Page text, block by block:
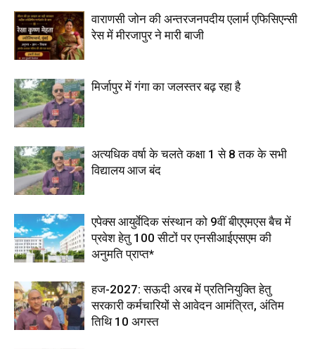
वाराणसी जोन की अन्तरजनपदीय एलार्म एफिसिएन्सी
रेस में मीरजापुर ने मारी बाजी
मिर्जापुर में गंगा का जलस्तर बढ़ रहा है
अत्यधिक वर्षा के चलते कक्षा 1 से 8 तक के सभी
विद्यालय आज बंद
एपेक्स आयुर्वेदिक संस्थान को 9वीं बीएएमएस बैच में
प्रवेश हेतु 100 सीटों पर एनसीआईएसएम की
अनुमति प्राप्त*
हज-2027: सऊदी अरब में प्रतिनियुक्ति हेतु
सरकारी कर्मचारियों से आवेदन आमंत्रित, अंतिम
तिथि 10 अगस्त